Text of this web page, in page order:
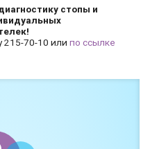
стопы и
215-70-10 или по ссылке